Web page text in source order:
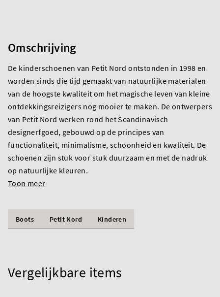
Omschrijving
De kinderschoenen van Petit Nord ontstonden in 1998 en
worden sinds die tijd gemaakt van natuurlijke materialen
van de hoogste kwaliteit om het magische leven van kleine
ontdekkingsreizigers nog mooier te maken. De ontwerpers
van Petit Nord werken rond het Scandinavisch
designerfgoed, gebouwd op de principes van
functionaliteit, minimalisme, schoonheid en kwaliteit. De
schoenen zijn stuk voor stuk duurzaam en met de nadruk
op natuurlijke kleuren.
Toon meer
Boots Petit Nord Kinderen
Vergelijkbare items